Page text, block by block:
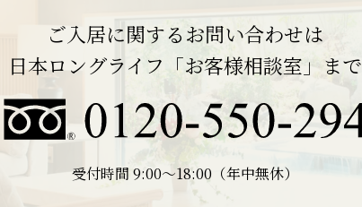
ご入居に関するお問い合わせは
日本ロングライフ「お客様相談室」まで
受付時間 9:00〜18:00（年中無休）